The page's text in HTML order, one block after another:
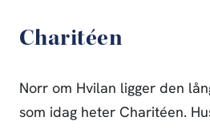
Charitéen
Norr om Hvilan ligger den
som idag heter Charitéen.